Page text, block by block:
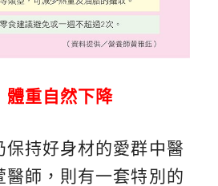
重自然下降
保持好身材的愛群中醫
醫師，則有一套特別的